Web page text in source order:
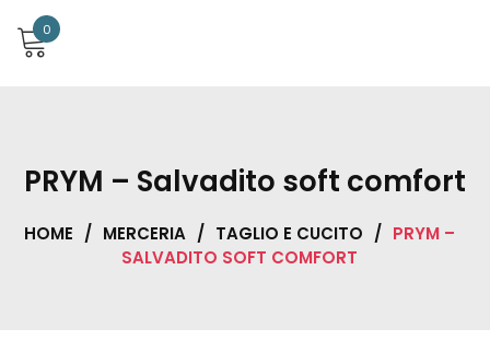
0
PRYM – Salvadito soft comfort
HOME / MERCERIA / TAGLIO E CUCITO / PRYM –
SALVADITO SOFT COMFORT